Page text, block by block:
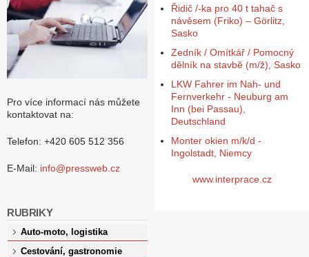
Pro více informací nás můžete
kontaktovat na:
Telefon: +420 605 512 356
E-Mail: info@pressweb.cz
RUBRIKY
Auto-moto, logistika
Cestování, gastronomie
Řidič /-ka pro 40 t tahač s
návěsem (Friko) – Görlitz,
Sasko
Zedník / Omítkář / Pomocný
dělník na stavbě (m/ž), Sasko
LKW Fahrer im Nah- und
Fernverkehr - Neuburg am
Inn (bei Passau),
Deutschland
Monter okien m/k/d -
Ingolstadt, Niemcy
www.interprace.cz